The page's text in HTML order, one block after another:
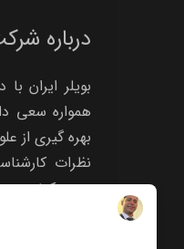
درباره
بویلر ایران
همواره سعی
بهره گیری از
نظرات
بهبود کیفیت و
گیرد تا
از تولیدات